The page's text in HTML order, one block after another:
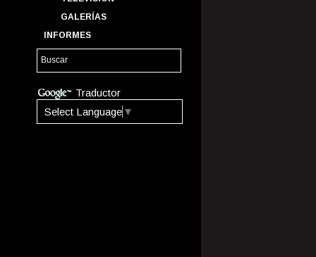
GALERÍAS
INFORMES
Traductor
Select Language ▼